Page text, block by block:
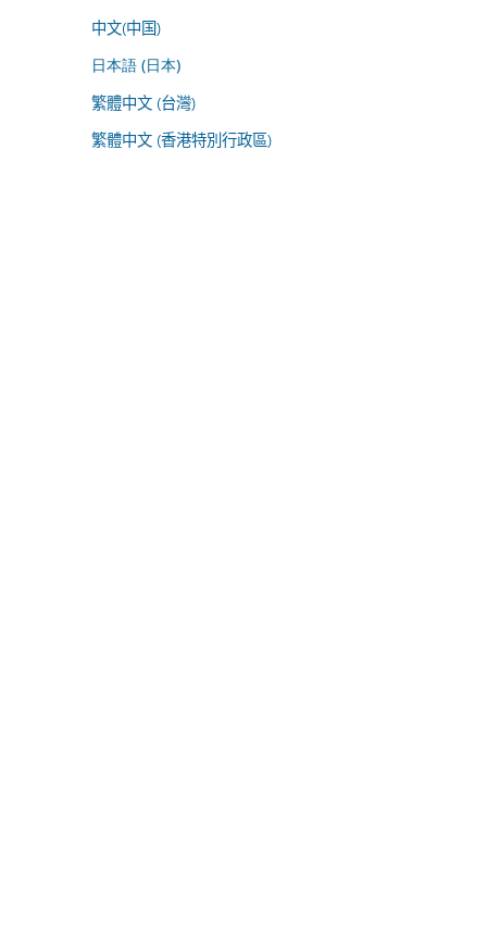
中文(中国)
日本語 (日本)
繁體中文 (台灣)
繁體中文 (香港特別行政區)